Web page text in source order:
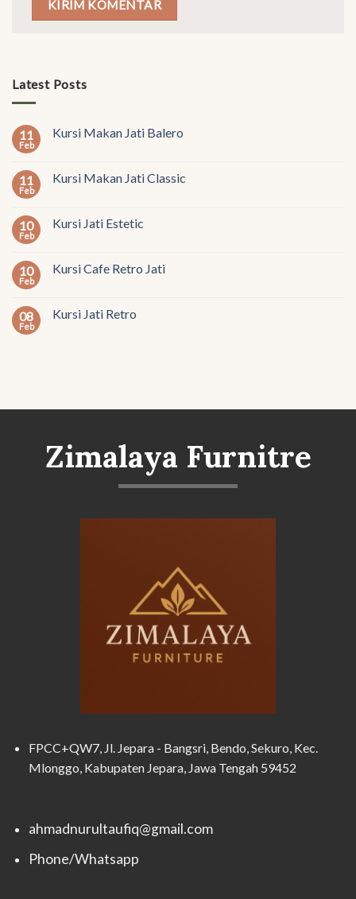
Latest Posts
11
Feb
Kursi Makan Jati Balero
11
Feb
Kursi Makan Jati Classic
10
Feb
Kursi Jati Estetic
10
Feb
Kursi Cafe Retro Jati
08
Feb
Kursi Jati Retro
Zimalaya Furnitre
FPCC+QW7, Jl. Jepara - Bangsri, Bendo, Sekuro, Kec.
Mlonggo, Kabupaten Jepara, Jawa Tengah 59452
ahmadnurultaufiq@gmail.com
Phone/Whatsapp